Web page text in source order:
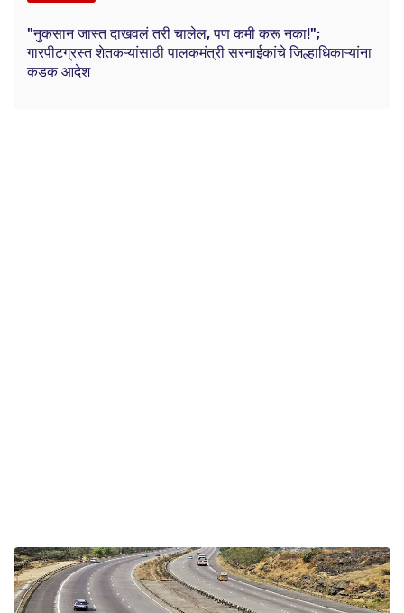
"नुकसान जास्त दाखवलं तरी चालेल, पण कमी करू नका!";
गारपीटग्रस्त शेतकऱ्यांसाठी पालकमंत्री सरनाईकांचे जिल्हाधिकाऱ्यांना
कडक आदेश